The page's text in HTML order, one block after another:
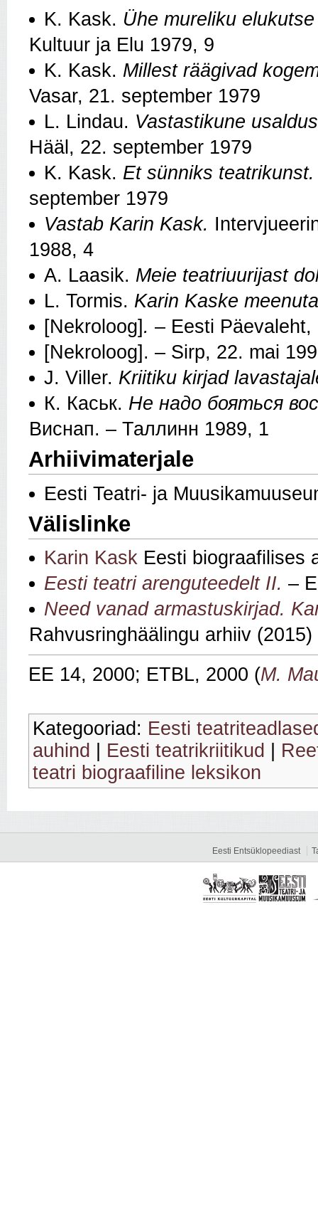
K. Kask. Ühe mureliku
Kultuur ja Elu 1979, 9
K. Kask. Millest räägivad
Vasar, 21. september 1979
L. Lindau. Vastastikune
Hääl, 22. september 1979
K. Kask. Et sünniks teatrikunst.
september 1979
Vastab Karin Kask.
1988, 4
A. Laasik. Meie teatriuurijast
L. Tormis. Karin Kaske
[Nekroloog]. – Eesti Päevaleht,
[Nekroloog]. – Sirp, 22. mai
J. Viller. Kriitiku kirjad
К. Каськ. Не надо бояться
Виснап. – Таллинн 1989, 1
Arhiivimaterjale
Eesti Teatri- ja
Välislinke
Karin Kask Eesti biograafilises
Eesti teatri arenguteedelt II. –
Need vanad armastuskirjad.
Rahvusringhäälingu arhiiv (2015)
EE 14, 2000; ETBL, 2000 (M.
Kategooriad: Eesti
auhind
Eesti teatrikriitikud
teatri biograafiline leksikon
Eesti Entsüklopeediast